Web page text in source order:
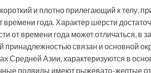
и плотно прилегающий к телу,
года. Характер шерсти
от времени года может отличаться, в
принадлежностью связан и основной
Средней Азии, характеризуются в
подвиды имеют рыжевато-желтые